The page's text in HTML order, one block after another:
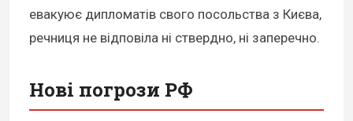
евакуює дипломатів свого посольства з Києва,
речниця не відповіла ні ствердно, ні заперечно.
Нові погрози РФ